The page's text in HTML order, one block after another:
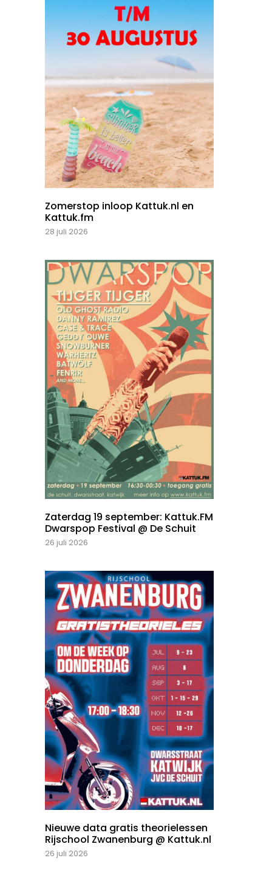
Zomerstop inloop Kattuk.nl en
Kattuk.fm
28 juli 2026
Zaterdag 19 september: Kattuk.FM
Dwarspop Festival @ De Schuit
26 juli 2026
Nieuwe data gratis theorielessen
Rijschool Zwanenburg @ Kattuk.nl
26 juli 2026